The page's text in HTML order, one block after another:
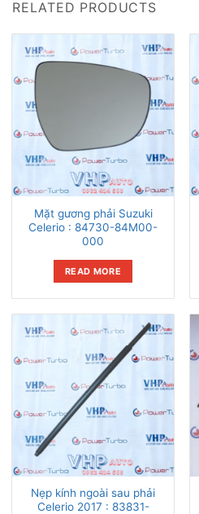
RELATED PRODUCTS
Mặt gương phải Suzuki
Celerio : 84730-84M00-
000
READ MORE
Nẹp kính ngoài sau phải
Celerio 2017 : 83831-